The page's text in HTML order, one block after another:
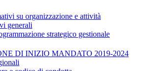
su organizzazione e attività
generali
strategico gestionale
DI INIZIO MANDATO 2019-2024